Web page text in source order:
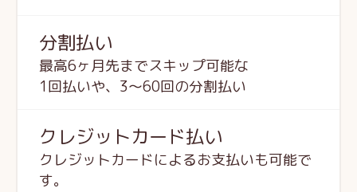
分割払い
最高6ヶ月先までスキップ可能な
1回払いや、3～60回の分割払い
クレジットカード払い
クレジットカードによるお支払いも可能で
す。